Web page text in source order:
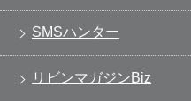
SMSハンター
リビンマガジンBiz